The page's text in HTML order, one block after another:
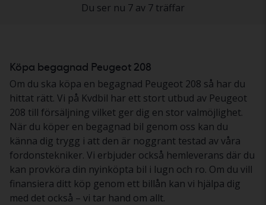
Du ser nu 7 av 7 träffar
Köpa begagnad Peugeot 208
Om du ska köpa en begagnad Peugeot 208 så har du
hittat rätt. Vi på Kvdbil har ett stort utbud av Peugeot
208 till försäljning vilket ger dig en stor valmöjlighet.
När du köper en begagnad bil genom oss kan du
känna dig trygg i att den är noggrant testad av våra
fordonstekniker. Vi erbjuder också hemleverans där du
kan provköra din nyinköpta bil i lugn och ro. Om du vill
finansiera ditt köp genom ett billån kan vi hjälpa dig
med det också – vi tar hand om allt.